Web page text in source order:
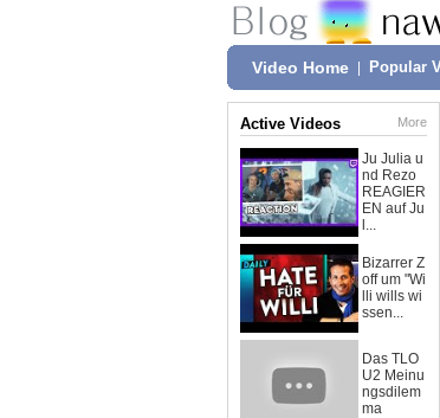
Video Home Popular
Active Videos More
Ju Julia u
nd Rezo
REAGIER
EN auf Ju
l...
Bizarrer Z
off um "Wi
lli wills wi
ssen...
Das TLO
U2 Meinu
ngsdilem
ma